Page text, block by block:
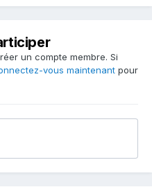
un compte membre. Si
vous maintenant pour